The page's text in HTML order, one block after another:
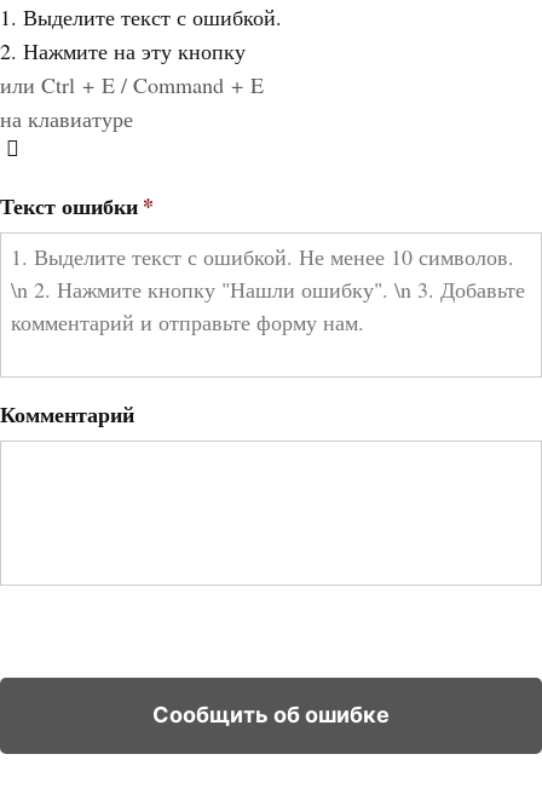
1. Выделите текст с ошибкой.
2. Нажмите на эту кнопку
или Ctrl + E / Command + E
на клавиатуре
Текст ошибки*
Комментарий